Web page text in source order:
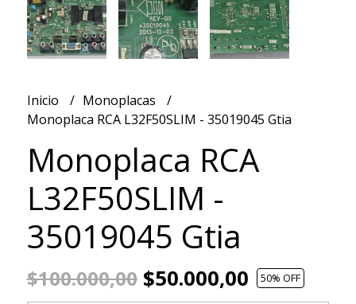
Inicio
Monoplacas
Monoplaca RCA L32F50SLIM - 35019045 Gtia
Monoplaca RCA
L32F50SLIM -
35019045 Gtia
$100.000,00$50.000,00 50% OFF